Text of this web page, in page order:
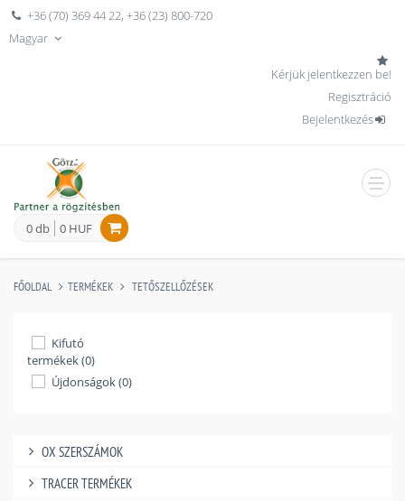
+36 (70) 369 44 22,+36 (23) 800-720
Magyar
Kérjük jelentkezzen be!
Regisztráció
Bejelentkezés
0 db 0 HUF
FŐOLDAL TERMÉKEK TETŐSZELLŐZÉSEK
Kifutó
termékek (0)
Újdonságok (0)
OX SZERSZÁMOK
TRACER TERMÉKEK